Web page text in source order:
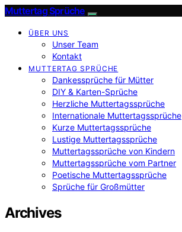
Muttertag Sprüche
ÜBER UNS
Unser Team
Kontakt
MUTTERTAG SPRÜCHE
Dankessprüche für Mütter
DIY & Karten-Sprüche
Herzliche Muttertagssprüche
Internationale Muttertagssprüche
Kurze Muttertagssprüche
Lustige Muttertagssprüche
Muttertagssprüche von Kindern
Muttertagssprüche vom Partner
Poetische Muttertagssprüche
Sprüche für Großmütter
Archives